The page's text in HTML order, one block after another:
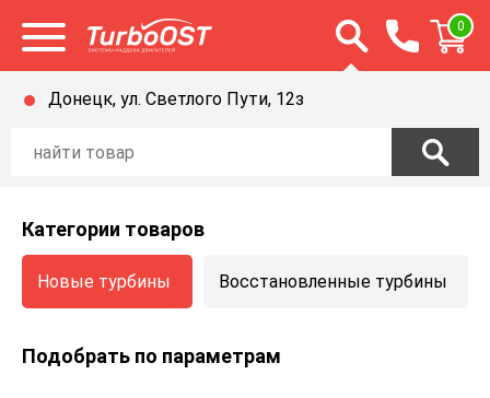
Открыть меню Открыть строку
0
Донецк, ул. Светлого Пути, 12з
Категории товаров
Новые турбины Восстановленные турбины
Подобрать по параметрам